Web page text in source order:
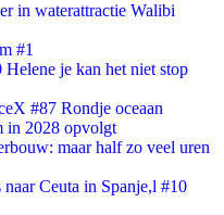
in waterattractie Walibi
#1
je kan het niet stop
#87 Rondje oceaan
in 2028 opvolgt
maar half zo veel uren
Ceuta in Spanje,l #10